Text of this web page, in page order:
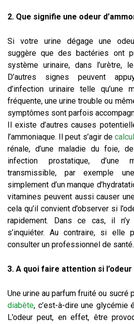
2. Que signifie une odeur
Si votre urine dégage une
suggère que des bactéries ont
système urinaire, dans l’urètre,
D’autres signes peuvent
d’infection urinaire telle qu’une
fréquente, une urine trouble ou
symptômes sont parfois
Il existe d’autres causes
l’ammoniaque. Il peut s’agir de
rénale, d’une maladie du foie,
infection prostatique, d’une
transmissible, par exemple
simplement d’un manque
vitamines peuvent aussi causer
cela qu’il convient d’observer si
rapidement. Dans ce cas, il
s’inquiéter. Au contraire, si elle
consulter un professionnel de santé.
3. A quoi faire attention si
Une urine au parfum fruité ou sucré
diabète, c’est-à-dire une glycémie
L’odeur peut, en effet, être